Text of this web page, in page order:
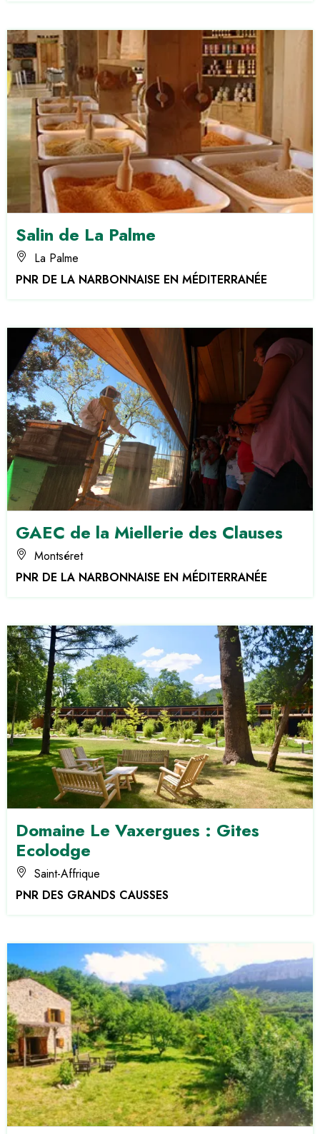
Salin de La Palme
La Palme
PNR DE LA NARBONNAISE EN MÉDITERRANÉE
GAEC de la Miellerie des Clauses
Montséret
PNR DE LA NARBONNAISE EN MÉDITERRANÉE
Domaine Le Vaxergues : Gites
Ecolodge
Saint-Affrique
PNR DES GRANDS CAUSSES